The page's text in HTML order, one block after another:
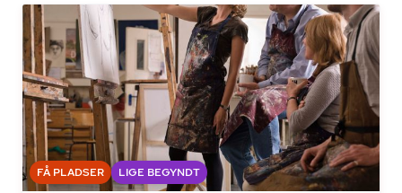
FÅ PLADSER LIGE BEGYNDT